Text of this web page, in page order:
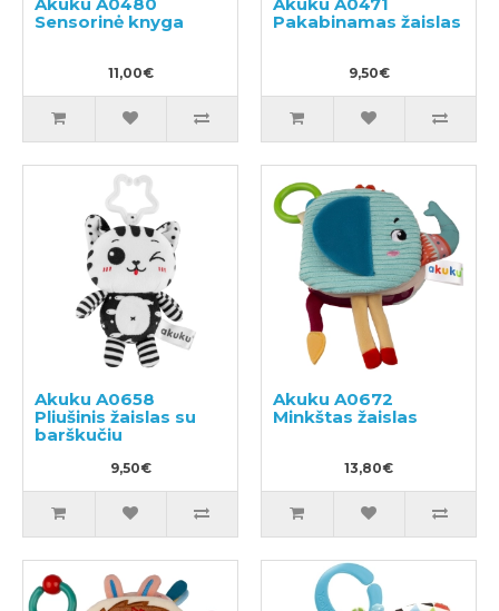
Sensorinė knyga
11,00€
Pakabinamas žaislas
9,50€
Akuku A0658
Pliušinis žaislas su
barškučiu
9,50€
Akuku A0672
Minkštas žaislas
13,80€